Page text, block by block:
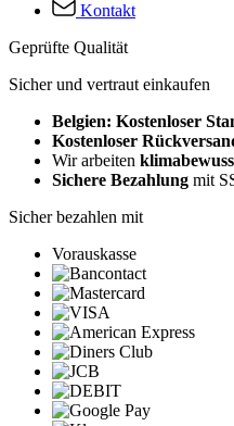
Kontakt
Geprüfte Qualität
Sicher und vertraut einkaufen
Belgien: Kostenloser
Kostenloser
Wir arbeiten
Sichere Bezahlung mit
Sicher bezahlen mit
Vorauskasse